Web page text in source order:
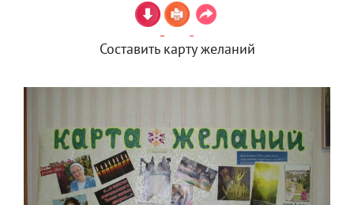
Составить карту желаний